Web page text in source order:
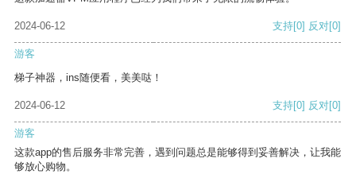
2024-06-12 支持[0] 反对[0]
游客
梯子神器，ins随便看，美美哒！
2024-06-12 支持[0] 反对[0]
游客
这款app的售后服务非常完善，遇到问题总是能够得到妥善解决，让我能
够放心购物。